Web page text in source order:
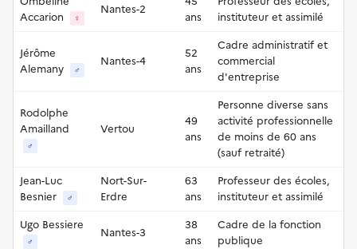
Accarion
♀
Nantes-2
ans
instituteur et assimilé
Jérôme
Alemany
♂
Nantes-4
52
ans
Cadre administratif et
commercial
d'entreprise
Rodolphe
Amailland
♂
Vertou
49
ans
Personne diverse sans
activité professionnelle
de moins de 60 ans
(sauf retraité)
Jean-Luc
Besnier
♂
Nort-Sur-
Erdre
63
ans
Professeur des écoles,
instituteur et assimilé
Ugo Bessiere
♂
Nantes-3
38
ans
Cadre de la fonction
publique